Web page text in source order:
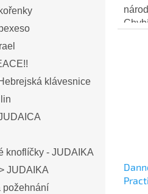
klávesnice
knoflíčky - JUDAIKA
JUDAIKA
požehnání